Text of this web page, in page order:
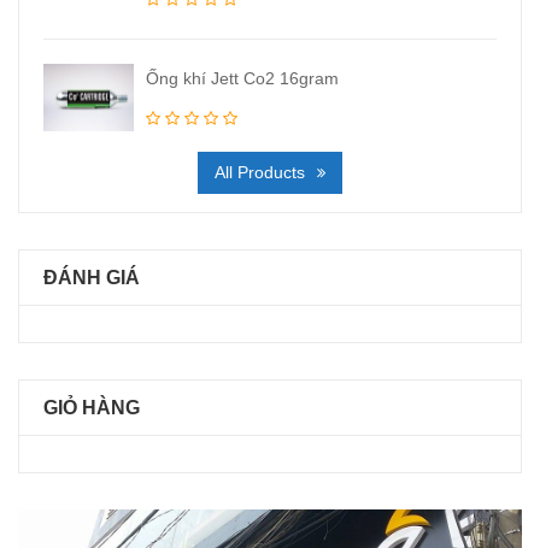
Ống khí Jett Co2 16gram
All Products
ĐÁNH GIÁ
GIỎ HÀNG